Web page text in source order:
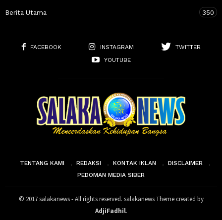
Berita Utama 350
FACEBOOK INSTAGRAM
TWITTER
YOUTUBE
TENTANG KAMI REDAKSI KONTAK IKLAN
DISCLAIMER
PEDOMAN MEDIA SIBER
© 2017 salakanews - All rights reserved. salakanews Theme created by
AdjiFadhil.